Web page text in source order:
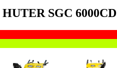
SGC 6000CD